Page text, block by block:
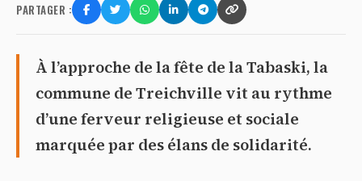
PARTAGER :
À l’approche de la fête de la Tabaski, la
commune de Treichville vit au rythme
d’une ferveur religieuse et sociale
marquée par des élans de solidarité.